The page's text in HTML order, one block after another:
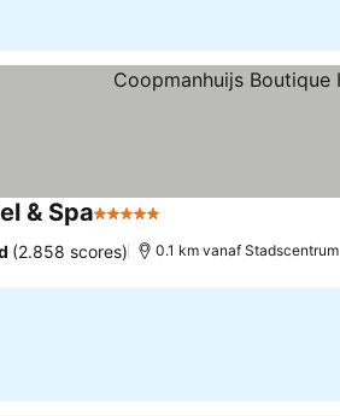
& Spa5 Sterren
(2.858 scores) 0.1 km vanaf Stadscentrum